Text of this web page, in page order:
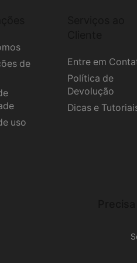
de
uso
Entre em
Política de
Devolução
Dicas e